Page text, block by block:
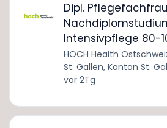
Dipl.
Intensivpflege 80-
HOCH Health
St. Gallen, Kanton St.
vor 2Tg